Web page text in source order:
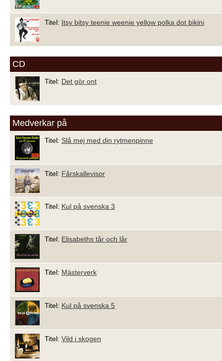
Titel: Itsy bitsy teenie weenie yellow polka dot bikini
CD
Titel: Det gör ont
Medverkar på
Titel: Slå mej med din rytmenpinne
Titel: Fårskallevisor
Titel: Kul på svenska 3
Titel: Elisabeths tår och lår
Titel: Mästerverk
Titel: Kul på svenska 5
Titel: Vild i skogen